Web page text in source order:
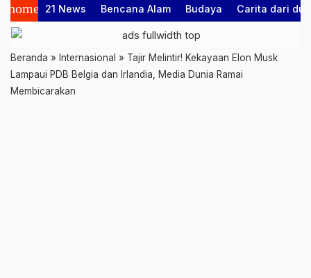
home 21 News Bencana Alam Budaya Carita dari
Beranda » Internasional » Tajir Melintir! Kekayaan Elon Musk
Lampaui PDB Belgia dan Irlandia, Media Dunia Ramai
Membicarakan